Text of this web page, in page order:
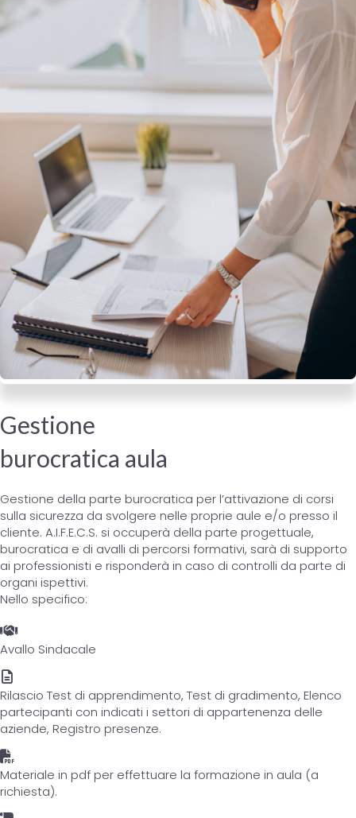
Gestione
burocratica aula
Gestione della parte burocratica per l’attivazione di corsi
sulla sicurezza da svolgere nelle proprie aule e/o presso il
cliente. A.I.F.E.C.S. si occuperà della parte progettuale,
burocratica e di avalli di percorsi formativi, sarà di supporto
ai professionisti e risponderà in caso di controlli da parte di
organi ispettivi.
Nello specifico:
Avallo Sindacale
Rilascio Test di apprendimento, Test di gradimento, Elenco
partecipanti con indicati i settori di appartenenza delle
aziende, Registro presenze.
Materiale in pdf per effettuare la formazione in aula (a
richiesta).